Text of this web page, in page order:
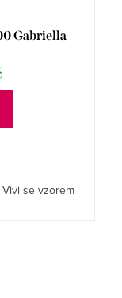
Gabriella
se vzorem